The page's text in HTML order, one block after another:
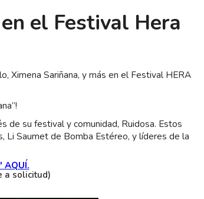
el Festival Hera
Ximena Sariñana, y más en el Festival HERA
de su festival y comunidad, Ruidosa. Estos
Li Saumet de Bomba Estéreo, y líderes de la
AQUÍ.
a solicitud)